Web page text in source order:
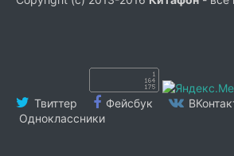
Твиттер Фейсбук
Одноклассники